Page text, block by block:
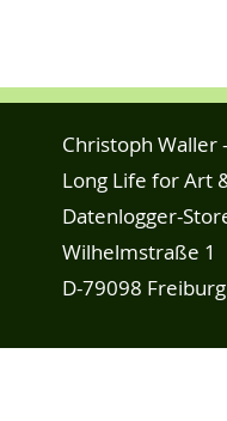
Christoph Waller -
Long Life for Art
Datenlogger-
Wilhelmstraße 1
D-79098 Freiburg